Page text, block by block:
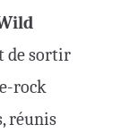
de sortir
rock
réunis